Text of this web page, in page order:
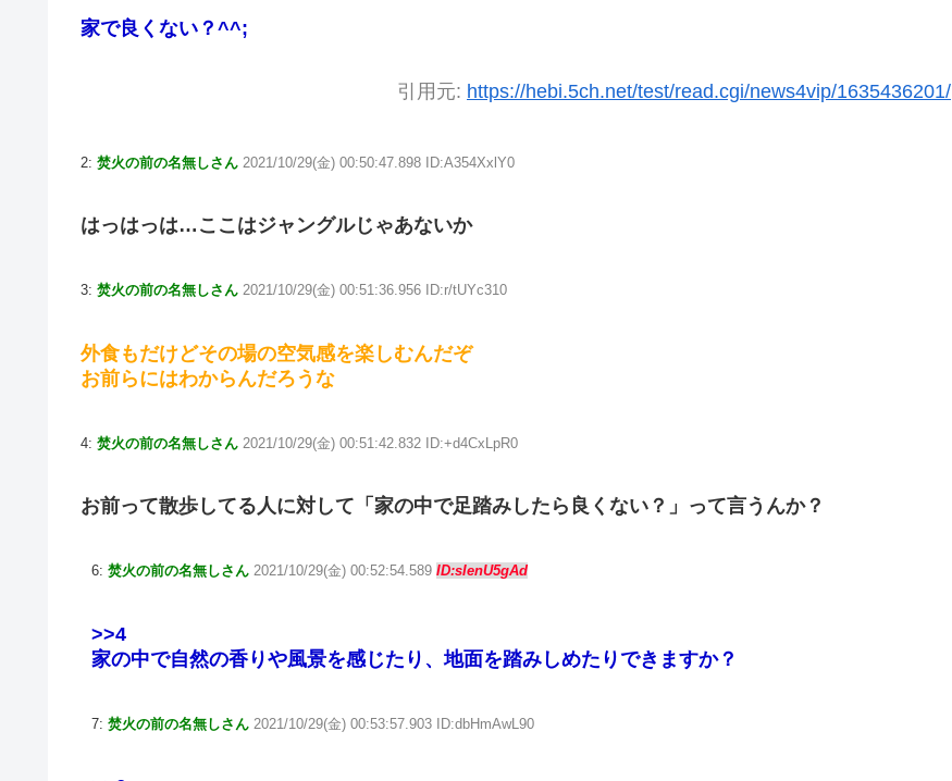
家で良くない？^^;
引用元: https://hebi.5ch.net/test/read.cgi/news4vip/1635436201/
2: 焚火の前の名無しさん 2021/10/29(金) 00:50:47.898 ID:A354XxlY0
はっはっは…ここはジャングルじゃあないか
3: 焚火の前の名無しさん 2021/10/29(金) 00:51:36.956 ID:r/tUYc310
外食もだけどその場の空気感を楽しむんだぞ
お前らにはわからんだろうな
4: 焚火の前の名無しさん 2021/10/29(金) 00:51:42.832 ID:+d4CxLpR0
お前って散歩してる人に対して「家の中で足踏みしたら良くない？」って言うんか？
6: 焚火の前の名無しさん 2021/10/29(金) 00:52:54.589 ID:sIenU5gAd
>>4
家の中で自然の香りや風景を感じたり、地面を踏みしめたりできますか？
7: 焚火の前の名無しさん 2021/10/29(金) 00:53:57.903 ID:dbHmAwL90